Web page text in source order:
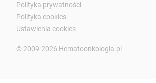
Polityka prywatności
Polityka cookies
Ustawienia cookies
© 2009-2026 Hematoonkologia.pl